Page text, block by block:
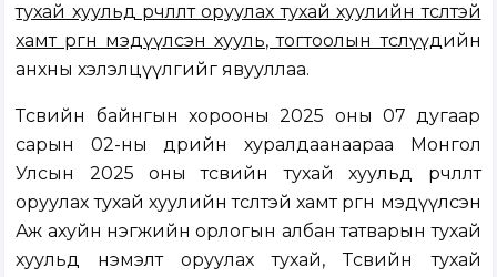
тухай хуульд өөрчлөлт оруулах тухай хуулийн төсөлтэй
хамт өргөн мэдүүлсэн хууль, тогтоолын төслүүдийн
анхны хэлэлцүүлгийг явууллаа.
Төсвийн байнгын хорооны 2025 оны 07 дугаар
сарын 02-ны өдрийн хуралдаанаараа Монгол
Улсын 2025 оны төсвийн тухай хуульд өөрчлөлт
оруулах тухай хуулийн төсөлтэй хамт өргөн мэдүүлсэн
Аж ахуйн нэгжийн орлогын албан татварын тухай
хуульд нэмэлт оруулах тухай, Төсвийн тухай